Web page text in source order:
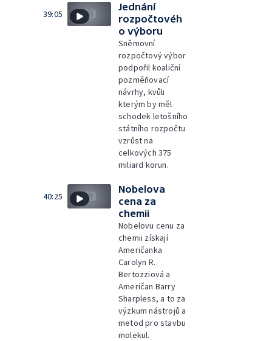
39:05
Jednání
rozpočtovéh
o výboru
Sněmovní
rozpočtový výbor
podpořil koaliční
pozměňovací
návrhy, kvůli
kterým by měl
schodek letošního
státního rozpočtu
vzrůst na
celkových 375
miliard korun.
40:25
Nobelova
cena za
chemii
Nobelovu cenu za
chemii získají
Američanka
Carolyn R.
Bertozziová a
Američan Barry
Sharpless, a to za
výzkum nástrojů a
metod pro stavbu
molekul.